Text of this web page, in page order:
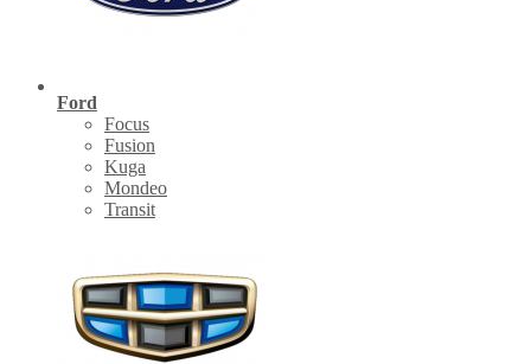
Ford
Focus
Fusion
Kuga
Mondeo
Transit